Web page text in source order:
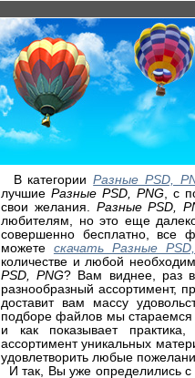
В категорииРазные PSD,
лучшие Разные PSD, PNG, с
свои желания. Разные PSD,
любителям, но это еще
совершенно бесплатно, все
можете скачать Разные
количестве и любой
PSD, PNG? Вам виднее, раз
разнообразный ассортимент,
доставит вам массу
подборе файлов мы стараемся
и как показывает
ассортимент уникальных
удовлетворить любые
И так, Вы уже определились